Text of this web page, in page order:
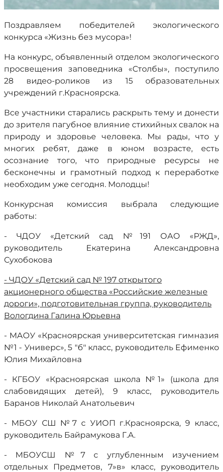
Поздравляем победителей экологического
конкурса «Жизнь без мусора»!
На конкурс, объявленный отделом экологического
просвещения заповедника «Столбы», поступило
28 видео-роликов из 15 образовательных
учреждений г.Красноярска.
Все участники старались раскрыть тему и донести
до зрителя пагубное влияние стихийных свалок на
природу и здоровье человека. Мы рады, что у
многих ребят, даже в юном возрасте, есть
осознание того, что природные ресурсы не
бесконечны и грамотный подход к переработке
необходим уже сегодня. Молодцы!
Конкурсная комиссия выбрала следующие
работы:
- ЧДОУ «Детский сад №191 ОАО «РЖД»,
руководитель Екатерина Александровна
Сухобокова
- ЧДОУ «Детский сад № 197 открытого
акционерного общества «Российские железные
дороги», подготовительная группа, руководитель
Вологдина Галина Юрьевна
- МАОУ «Красноярская университетская гимназия
№1 - Универс», 5 "б" класс, руководитель Ефименко
Юлия Михайловна
- КГБОУ «Красноярская школа №1» (школа для
слабовидящих детей), 9 класс, руководитель
Баранов Николай Анатольевич
- МБОУ СШ №7 с УИОП г.Красноярска, 9 класс,
руководитель Байрамукова Г.А.
- МБОУСШ №7 с углубленным изучением
отдельных Предметов, 7»в» класс, руководитель